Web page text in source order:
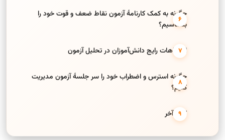
چگونه به کمک کارنامهٔ آزمون نقاط ضعف و قوت خود را
بشناسیم؟
اشتباهات رایج دانش‌آموزان در تحلیل آزمون
چگونه استرس و اضطراب خود را سر جلسهٔ آزمون مدیریت
کنیم؟
کلام آخر